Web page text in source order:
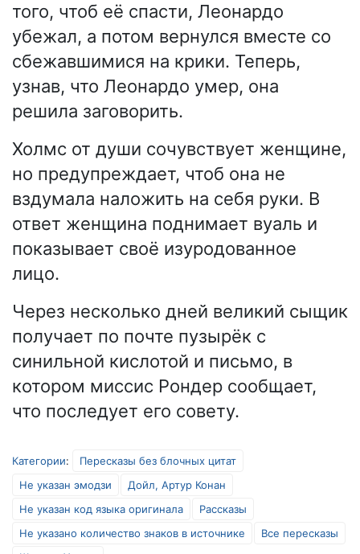
того, чтоб её спасти, Леонардо
убежал, а потом вернулся вместе со
сбежавшимися на крики. Теперь,
узнав, что Леонардо умер, она
решила заговорить.
Холмс от души сочувствует женщине,
но предупреждает, чтоб она не
вздумала наложить на себя руки. В
ответ женщина поднимает вуаль и
показывает своё изуродованное
лицо.
Через несколько дней великий сыщик
получает по почте пузырёк с
синильной кислотой и письмо, в
котором миссис Рондер сообщает,
что последует его совету.
Категории:
Пересказы без блочных цитат
Не указан эмодзи
Дойл, Артур Конан
Не указан код языка оригинала
Рассказы
Не указано количество знаков в источнике
Все пересказы